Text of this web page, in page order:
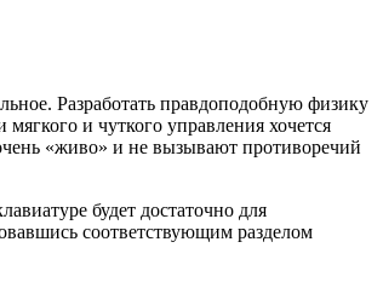
Разработать правдоподобную физику
и чуткого управления хочется
«живо» и не вызывают противоречий
будет достаточно для
соответствующим разделом